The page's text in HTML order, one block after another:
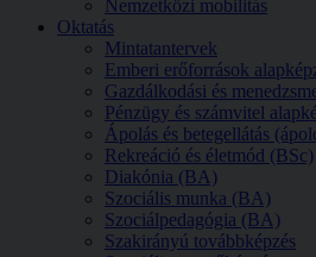
Nemzetközi mobilitás
Oktatás
Mintatantervek
Emberi erőforrások
Gazdálkodási és
Pénzügy és számvitel
Ápolás és betegellátás
Rekreáció és életmód (BSc)
Diakónia (BA)
Szociális munka (BA)
Szociálpedagógia (BA)
Szakirányú továbbképzés